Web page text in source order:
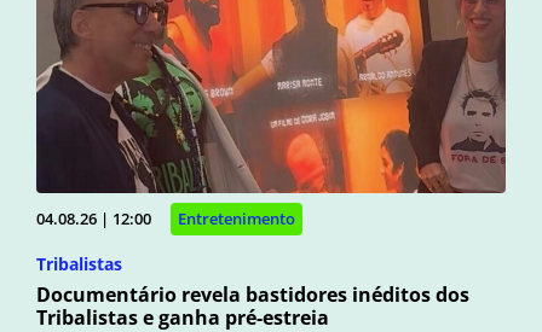
04.08.26 | 12:00 Entretenimento
Tribalistas
Documentário revela bastidores inéditos dos
Tribalistas e ganha pré-estreia